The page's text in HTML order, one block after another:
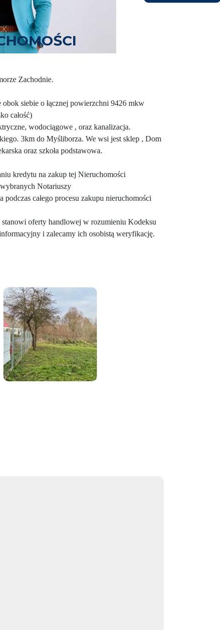
Zachodnie.
obok siebie o łącznej powierzchni 9426 mkw
całość)
wodociągowe , oraz kanalizacja.
3km do Myśliborza. We wsi jest sklep , Dom
oraz szkoła podstawowa.
kredytu na zakup tej Nieruchomości
Notariuszy
całego procesu zakupu nieruchomości
stanowi oferty handlowej w rozumieniu Kodeksu
i zalecamy ich osobistą weryfikację.